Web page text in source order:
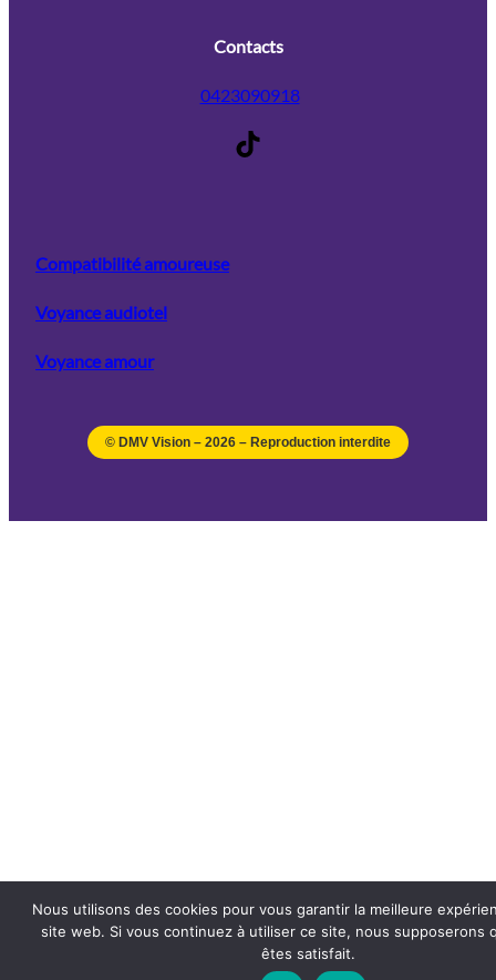
Contacts
0423090918
TikTok
Compatibilité amoureuse
Voyance audiotel
Voyance amour
© DMV Vision – 2026 – Reproduction interdite
Nous utilisons des cookies pour vous garantir la meilleure
site web. Si vous continuez à utiliser ce site, nous supposerons
êtes satisfait.